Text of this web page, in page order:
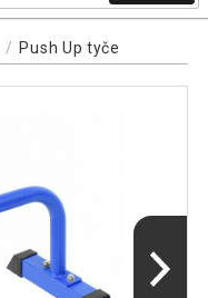
Push Up tyče